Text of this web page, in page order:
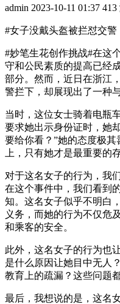
admin 2023-10-11 01:37 413
#女子没戴头盔被拦怼交警
#妙笔生花创作挑战#在这
守和公民素质的提高已经
部分。然而，近日在浙江
警拦下，却展现出了一种
当时，这位女士骑着电瓶
要求她出示身份证时，她
要给你看？”她的态度极
上，只有她才是最重要的存
对于这名女子的行为，我
在这个事件中，我们看到
知。这名女子似乎不明白
义务，而她的行为不仅危
和乘客的安全。
此外，这名女子的行为也
是什么原因让她目中无人
教育上的疏漏？这些问题
最后，我想说的是，这名